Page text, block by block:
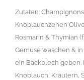
Zutaten:
Knoblauchzehen
Rosmarin & Thymian
Gemüse waschen &
ein Backblech geben.
Knoblauch, Kräutern,